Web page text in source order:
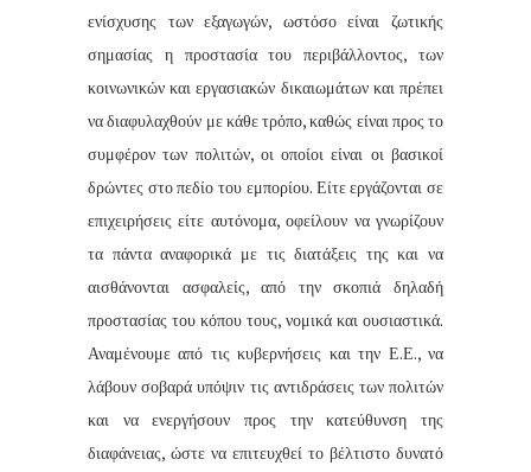
ενίσχυσης των εξαγωγών, ωστόσο είναι ζωτικής
σημασίας η προστασία του περιβάλλοντος, των
κοινωνικών και εργασιακών δικαιωμάτων και πρέπει
να διαφυλαχθούν με κάθε τρόπο, καθώς είναι προς το
συμφέρον των πολιτών, οι οποίοι είναι οι βασικοί
δρώντες στο πεδίο του εμπορίου. Είτε εργάζονται σε
επιχειρήσεις είτε αυτόνομα, οφείλουν να γνωρίζουν
τα πάντα αναφορικά με τις διατάξεις της και να
αισθάνονται ασφαλείς, από την σκοπιά δηλαδή
προστασίας του κόπου τους, νομικά και ουσιαστικά.
Αναμένουμε από τις κυβερνήσεις και την Ε.Ε., να
λάβουν σοβαρά υπόψιν τις αντιδράσεις των πολιτών
και να ενεργήσουν προς την κατεύθυνση της
διαφάνειας, ώστε να επιτευχθεί το βέλτιστο δυνατό